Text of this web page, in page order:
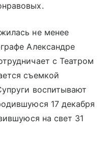
не менее
Александре
с Театром
съемкой
воспитывают
17 декабря
на свет 31